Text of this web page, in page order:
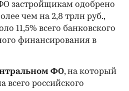
застройщикам одобрено
чем на 2,8 трлн руб.,
11,5% всего банковского
финансирования в
ФО, на который
всего российского